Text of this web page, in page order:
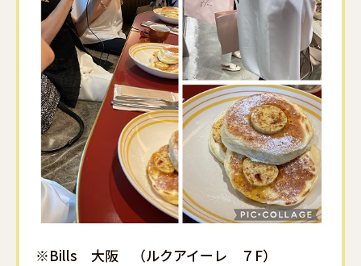
※Bills 大阪 （ルクアイーレ ７F）